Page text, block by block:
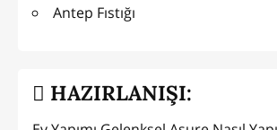
Antep Fıstığı
HAZIRLANIŞI: